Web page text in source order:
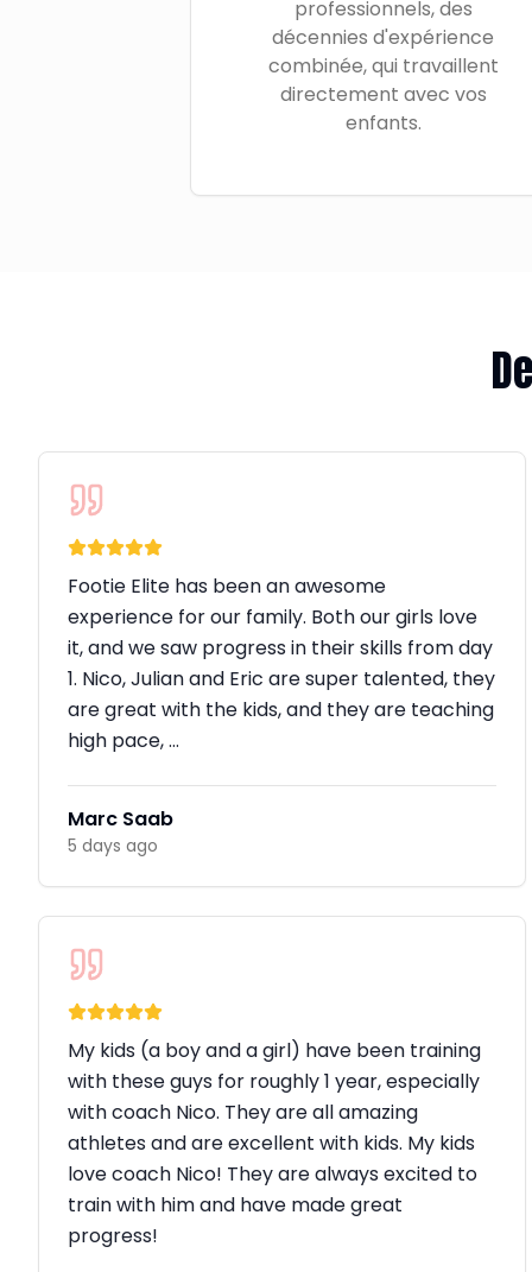
professionnels, des
décennies d'expérience
combinée, qui travaillent
directement avec vos
enfants.
Footie Elite has been an awesome
experience for our family. Both our girls love
it, and we saw progress in their skills from day
1. Nico, Julian and Eric are super talented, they
are great with the kids, and they are teaching
high pace, …
Marc Saab
5 days ago
My kids (a boy and a girl) have been training
with these guys for roughly 1 year, especially
with coach Nico. They are all amazing
athletes and are excellent with kids. My kids
love coach Nico! They are always excited to
train with him and have made great
progress!